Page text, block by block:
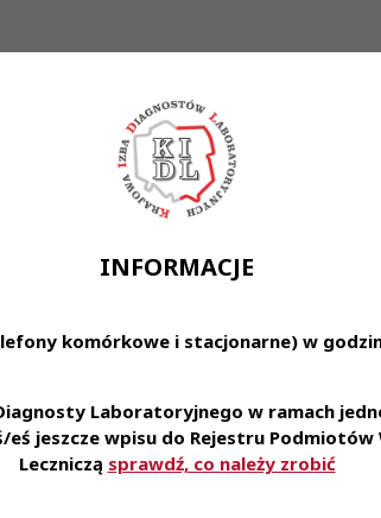
INFORMACJE
komórkowe i stacjonarne) w
Laboratoryjnego w ramach
jeszcze wpisu do Rejestru Podmiotów
Leczniczą sprawdź, co należy zrobić